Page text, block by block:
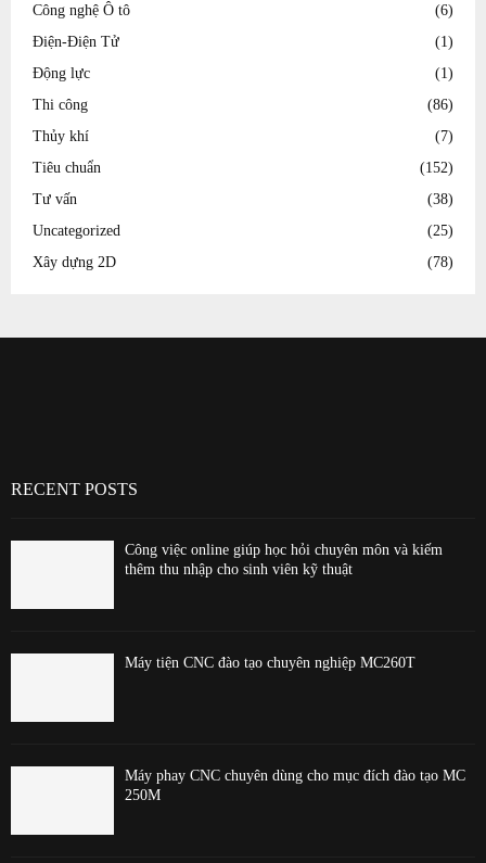
Công nghệ Ô tô
(6)
Điện-Điện Tử
(1)
Động lực
(1)
Thi công
(86)
Thủy khí
(7)
Tiêu chuẩn
(152)
Tư vấn
(38)
Uncategorized
(25)
Xây dựng 2D
(78)
RECENT POSTS
Công việc online giúp học hỏi chuyên môn và kiếm
thêm thu nhập cho sinh viên kỹ thuật
Máy tiện CNC đào tạo chuyên nghiệp MC260T
Máy phay CNC chuyên dùng cho mục đích đào tạo MC
250M